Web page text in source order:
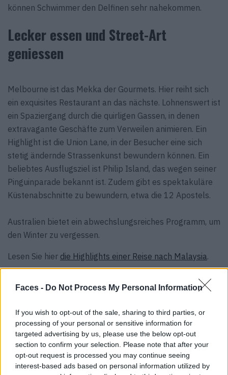
Faces - Do Not Process My Personal Information
If you wish to opt-out of the sale, sharing to third parties, or
processing of your personal or sensitive information for
targeted advertising by us, please use the below opt-out
section to confirm your selection. Please note that after your
opt-out request is processed you may continue seeing
interest-based ads based on personal information utilized by
können Schwimmer den Delfinen sehr nahekommen.
Lecker essen und Street-Art
geniessen
Melbourne ist das Mekka der Gourmets. Hier reiht sich
ein exquisites Restaurant an das nächste. Lohnenswert ist
ein Spaziergang durch die quirligen Gassen, in denen
extravagante Geschäfte zum Verweilen animieren. Ein
Highlight ist die Union Lane, in der Besucher eine sich
stetig ändernde Strassenkunst bewundern können. Ein
beliebtes Ausflugsziel ist Philip Island, das wegen seiner
Pinguinparade bekannt ist. Zudem gibt es spektakuläre
Küstenabschnitte zu bewundern, etwa die 12 Apostels.
Australien bietet ein abwechslungsreiches Programm, um
den Winter zu vergessen.
Lesen Sie hier die Highlights einer Reise nach Malaysia.
TRAVEL